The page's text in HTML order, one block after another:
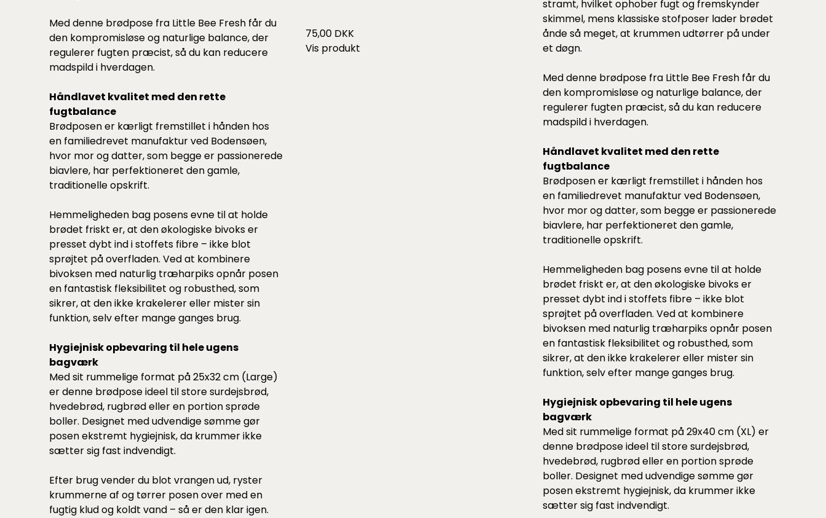
Med denne brødpose fra Little Bee Fresh får du
den kompromisløse og naturlige balance, der
regulerer fugten præcist, så du kan reducere
madspild i hverdagen.
Håndlavet kvalitet med den rette
fugtbalance
Brødposen er kærligt fremstillet i hånden hos
en familiedrevet manufaktur ved Bodensøen,
hvor mor og datter, som begge er passionerede
biavlere, har perfektioneret den gamle,
traditionelle opskrift.
Hemmeligheden bag posens evne til at holde
brødet friskt er, at den økologiske bivoks er
presset dybt ind i stoffets fibre – ikke blot
sprøjtet på overfladen. Ved at kombinere
bivoksen med naturlig træharpiks opnår posen
en fantastisk fleksibilitet og robusthed, som
sikrer, at den ikke krakelerer eller mister sin
funktion, selv efter mange ganges brug.
Hygiejnisk opbevaring til hele ugens
bagværk
Med sit rummelige format på 25x32 cm (Large)
er denne brødpose ideel til store surdejsbrød,
hvedebrød, rugbrød eller en portion sprøde
boller. Designet med udvendige sømme gør
posen ekstremt hygiejnisk, da krummer ikke
sætter sig fast indvendigt.
Efter brug vender du blot vrangen ud, ryster
krummerne af og tørrer posen over med en
fugtig klud og koldt vand – så er den klar igen.
75,00 DKK
Vis produkt
stramt, hvilket ophober fugt og fremskynder
skimmel, mens klassiske stofposer lader brødet
ånde så meget, at krummen udtørrer på under
et døgn.
Med denne brødpose fra Little Bee Fresh får du
den kompromisløse og naturlige balance, der
regulerer fugten præcist, så du kan reducere
madspild i hverdagen.
Håndlavet kvalitet med den rette
fugtbalance
Brødposen er kærligt fremstillet i hånden hos
en familiedrevet manufaktur ved Bodensøen,
hvor mor og datter, som begge er passionerede
biavlere, har perfektioneret den gamle,
traditionelle opskrift.
Hemmeligheden bag posens evne til at holde
brødet friskt er, at den økologiske bivoks er
presset dybt ind i stoffets fibre – ikke blot
sprøjtet på overfladen. Ved at kombinere
bivoksen med naturlig træharpiks opnår posen
en fantastisk fleksibilitet og robusthed, som
sikrer, at den ikke krakelerer eller mister sin
funktion, selv efter mange ganges brug.
Hygiejnisk opbevaring til hele ugens
bagværk
Med sit rummelige format på 29x40 cm (XL) er
denne brødpose ideel til store surdejsbrød,
hvedebrød, rugbrød eller en portion sprøde
boller. Designet med udvendige sømme gør
posen ekstremt hygiejnisk, da krummer ikke
sætter sig fast indvendigt.